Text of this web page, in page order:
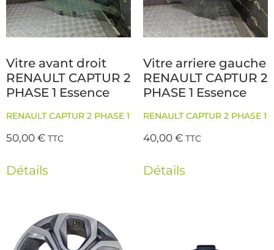
Vitre avant droit
RENAULT CAPTUR 2
PHASE 1 Essence
RENAULT CAPTUR 2 PHASE 1
50,00€ TTC
Détails
Vitre arriere gauche
RENAULT CAPTUR 2
PHASE 1 Essence
RENAULT CAPTUR 2 PHASE 1
40,00€ TTC
Détails